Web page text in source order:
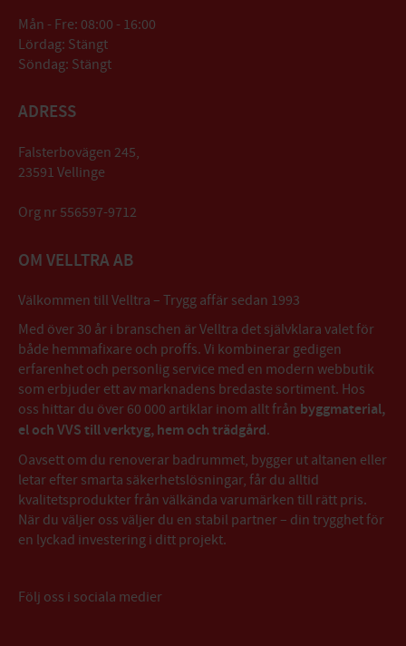
Mån - Fre: 08:00 - 16:00
Lördag: Stängt
Söndag: Stängt
ADRESS
Falsterbovägen 245,
23591 Vellinge
Org nr 556597-9712
OM VELLTRA AB
Välkommen till Velltra – Trygg affär sedan 1993
Med över 30 år i branschen är Velltra det självklara valet för
både hemmafixare och proffs. Vi kombinerar gedigen
erfarenhet och personlig service med en modern webbutik
som erbjuder ett av marknadens bredaste sortiment. Hos
oss hittar du över 60 000 artiklar inom allt från byggmaterial,
el och VVS till verktyg, hem och trädgård.
Oavsett om du renoverar badrummet, bygger ut altanen eller
letar efter smarta säkerhetslösningar, får du alltid
kvalitetsprodukter från välkända varumärken till rätt pris.
När du väljer oss väljer du en stabil partner – din trygghet för
en lyckad investering i ditt projekt.
Följ oss i sociala medier